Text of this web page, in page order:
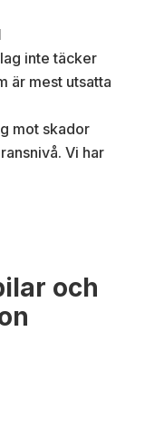
inte täcker
är mest utsatta
mot skador
Vi har
och